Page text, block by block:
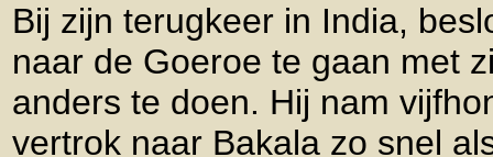
Bij zijn terugkeer in India,
naar de Goeroe te gaan met
anders te doen. Hij nam
vertrok naar Bakala zo snel